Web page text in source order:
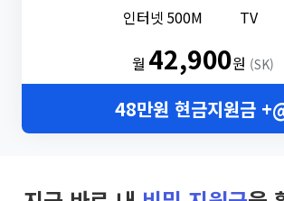
인터넷 500M TV
월 42,900원 (SK)
48만원 현금지원금